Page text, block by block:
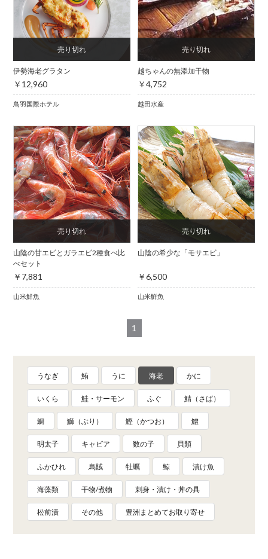
伊勢海老グラタン
￥12,960
鳥羽国際ホテル
越ちゃんの無添加干物
￥4,752
越田水産
山陰の甘エビとガラエビ2種食べ比
べセット
￥7,881
山米鮮魚
山陰の希少な「モサエビ」
￥6,500
山米鮮魚
1
うなぎ 鮪 うに 海老 かに
いくら 鮭・サーモン ふぐ 鯖（さば）
鯛 鰤（ぶり） 鰹（かつお） 鱧
明太子 キャビア 数の子 貝類
ふかひれ 烏賊 牡蠣 鯨 漬け魚
海藻類 干物/煮物 刺身・漬け・丼の具
松前漬 その他 豊洲まとめてお取り寄せ